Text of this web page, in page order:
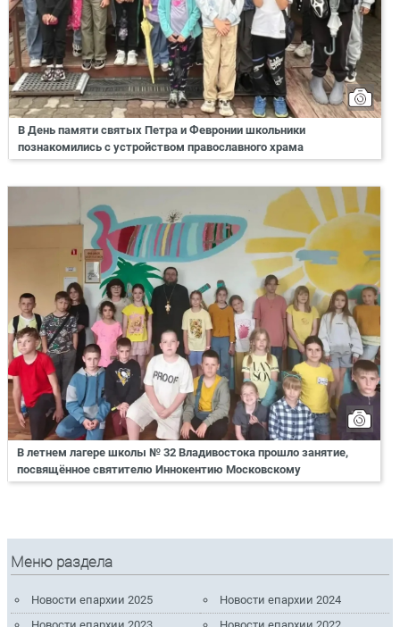
В День памяти святых Петра и Февронии школьники
познакомились с устройством православного храма
В летнем лагере школы № 32 Владивостока прошло занятие,
посвящённое святителю Иннокентию Московскому
Меню раздела
Новости епархии 2025
Новости епархии 2024